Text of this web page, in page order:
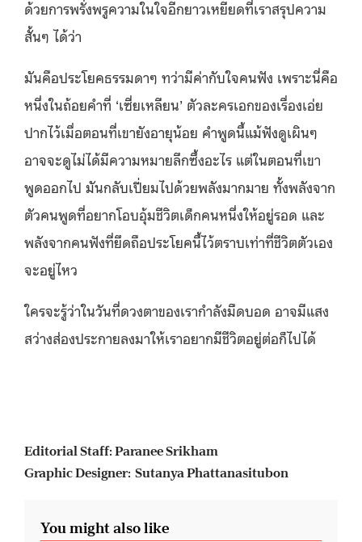
ด้วยการพรั่งพรูความในใจอีกยาวเหยียดที่เราสรุปความ
สั้นๆ ได้ว่า
มันคือประโยคธรรมดาๆ ทว่ามีค่ากับใจคนฟัง เพราะนี่คือ
หนึ่งในถ้อยคำที่ ‘เซี่ยเหลียน’ ตัวละครเอกของเรื่องเอ่ย
ปากไว้เมื่อตอนที่เขายังอายุน้อย คำพูดนี้แม้ฟังดูเผินๆ
อาจจะดูไม่ได้มีความหมายลึกซึ้งอะไร แต่ในตอนที่เขา
พูดออกไป มันกลับเปี่ยมไปด้วยพลังมากมาย ทั้งพลังจาก
ตัวคนพูดที่อยากโอบอุ้มชีวิตเด็กคนหนึ่งให้อยู่รอด และ
พลังจากคนฟังที่ยึดถือประโยคนี้ไว้ตราบเท่าที่ชีวิตตัวเอง
จะอยู่ไหว
ใครจะรู้ว่าในวันที่ดวงตาของเรากำลังมืดบอด อาจมีแสง
สว่างส่องประกายลงมาให้เราอยากมีชีวิตอยู่ต่อก็ไปได้
Editorial Staff: Paranee Srikham
Graphic Designer: Sutanya Phattanasitubon
You might also like